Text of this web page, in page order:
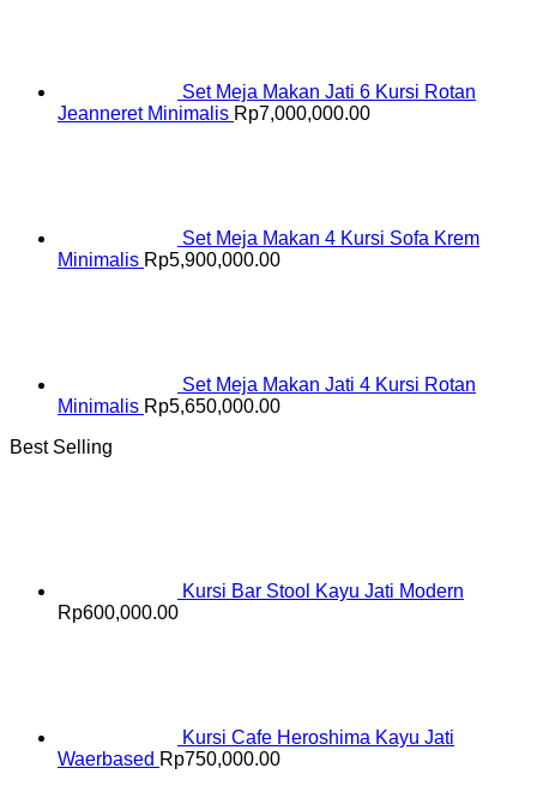
Set Meja Makan Jati 6 Kursi Rotan
Jeanneret Minimalis Rp7,000,000.00
Set Meja Makan 4 Kursi Sofa Krem
Minimalis Rp5,900,000.00
Set Meja Makan Jati 4 Kursi Rotan
Minimalis Rp5,650,000.00
Best Selling
Kursi Bar Stool Kayu Jati Modern
Rp600,000.00
Kursi Cafe Heroshima Kayu Jati
Waerbased Rp750,000.00